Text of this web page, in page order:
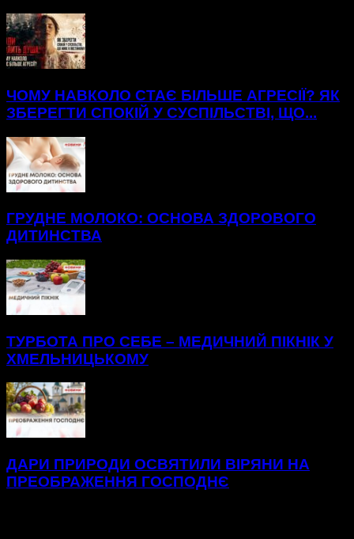
ЧОМУ НАВКОЛО СТАЄ БІЛЬШЕ АГРЕСІЇ? ЯК
ЗБЕРЕГТИ СПОКІЙ У СУСПІЛЬСТВІ, ЩО...
ГРУДНЕ МОЛОКО: ОСНОВА ЗДОРОВОГО
ДИТИНСТВА
ТУРБОТА ПРО СЕБЕ – МЕДИЧНИЙ ПІКНІК У
ХМЕЛЬНИЦЬКОМУ
ДАРИ ПРИРОДИ ОСВЯТИЛИ ВІРЯНИ НА
ПРЕОБРАЖЕННЯ ГОСПОДНЄ